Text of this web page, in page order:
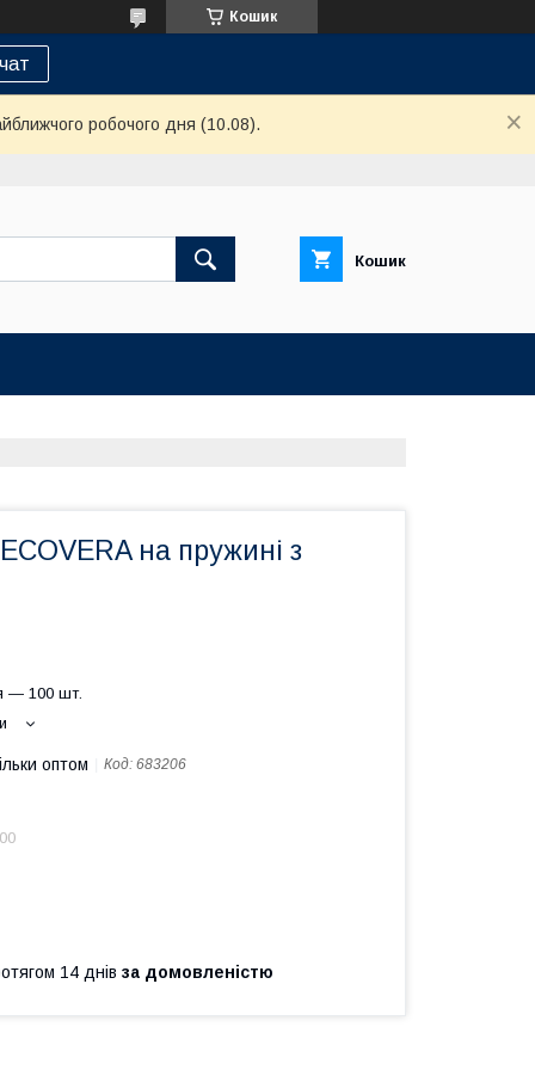
Кошик
робочого дня (10.08).
Кошик
на пружині з
— 100 шт.
оптом Код: 683206
14 днів за домовленістю